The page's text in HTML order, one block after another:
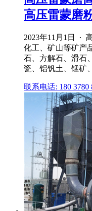
高压雷蒙磨
2023年11月1日 ·
化工、矿山等矿产
石、方解石、滑石
瓷、铝钒土、锰矿
联系电话: 180 3780